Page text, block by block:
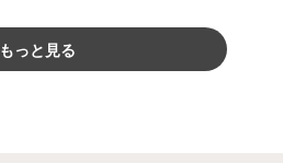
もっと見る